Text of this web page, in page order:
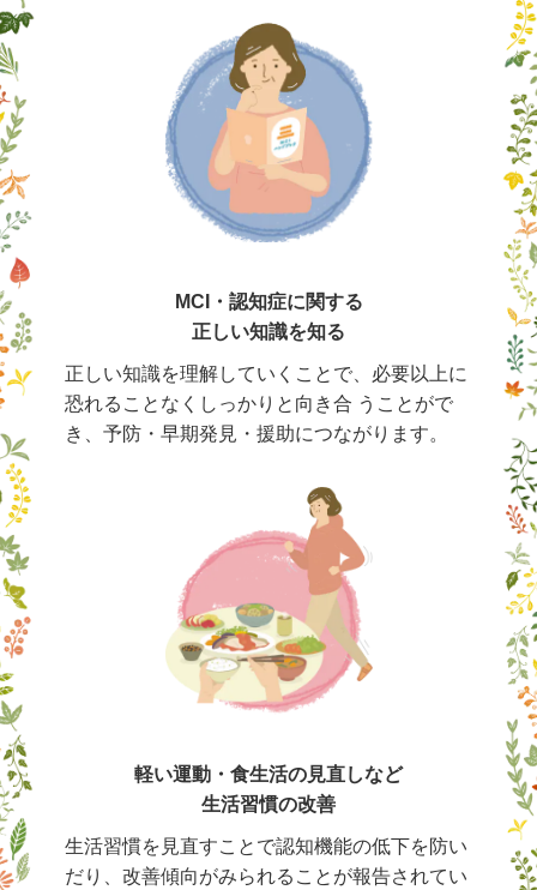
MCI・認知症に関する
正しい知識を知る
正しい知識を理解していくことで、必要以上に
恐れることなくしっかりと向き合 うことがで
き、予防・早期発見・援助につながります。
軽い運動・食生活の見直しなど
生活習慣の改善
生活習慣を見直すことで認知機能の低下を防い
だり、改善傾向がみられることが報告されてい